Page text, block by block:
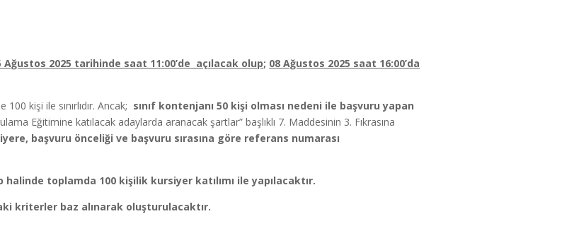
Ağustos 2025 tarihinde saat 11:00’de açılacak olup; 08 Ağustos 2025 saat 16:00’da
kişi ile sınırlıdır. Ancak; sınıf kontenjanı 50 kişi olması nedeni ile başvuru yapan
Eğitimine katılacak adaylarda aranacak şartlar” başlıklı 7. Maddesinin 3. Fıkrasına
başvuru önceliği ve başvuru sırasına göre referans numarası
toplamda 100 kişilik kursiyer katılımı ile yapılacaktır.
kriterler baz alınarak oluşturulacaktır.